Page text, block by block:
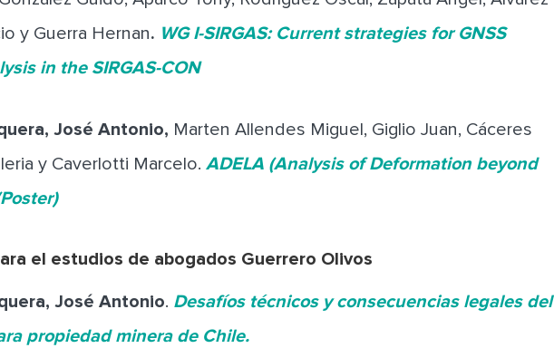
y Guerra Hernan. WG I-SIRGAS: Current strategies for GNSS
in the SIRGAS-CON
José Antonio, Marten Allendes Miguel, Giglio Juan, Cáceres
y Caverlotti Marcelo.ADELA (Analysis of Deformation beyond
el estudios de abogados Guerrero Olivos
José Antonio. Desafíos técnicos y consecuencias legales del
propiedad minera de Chile.